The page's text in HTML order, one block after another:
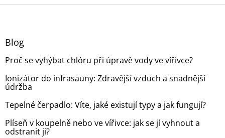
Z
Blog
Proč se vyhýbat chlóru při úpravě vody ve vířivce?
Ionizátor do infrasauny: Zdravější vzduch a snadnější
údržba
Tepelné čerpadlo: Víte, jaké existují typy a jak fungují?
Plíseň v koupelně nebo ve vířivce: jak se jí vyhnout a
odstranit ji?